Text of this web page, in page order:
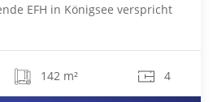
EFH in Königsee verspricht
142 m² 4